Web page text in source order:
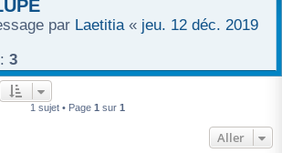
e
par Laetitia « jeu. 12 déc. 2019
3
1 sujet • Page 1 sur 1
Aller